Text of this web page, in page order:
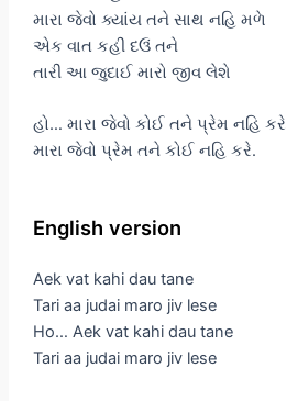
મારા જેવો ક્યાંય તને સાથ નહિ મળે
એક વાત કહી દઉં તને
તારી આ જુદાઈ મારો જીવ લેશે
હો… મારા જેવો કોઈ તને પ્રેમ નહિ કરે
મારા જેવો પ્રેમ તને કોઈ નહિ કરે.
English version
Aek vat kahi dau tane
Tari aa judai maro jiv lese
Ho… Aek vat kahi dau tane
Tari aa judai maro jiv lese